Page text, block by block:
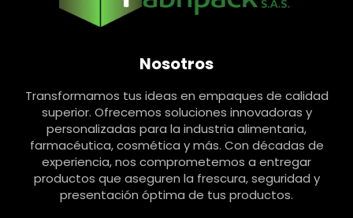
Nosotros
Transformamos tus ideas en empaques de calidad
superior. Ofrecemos soluciones innovadoras y
personalizadas para la industria alimentaria,
farmacéutica, cosmética y más. Con décadas de
experiencia, nos comprometemos a entregar
productos que aseguren la frescura, seguridad y
presentación óptima de tus productos.